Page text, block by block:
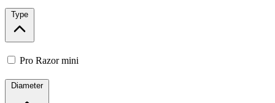
Type
Pro Razor mini
Diameter